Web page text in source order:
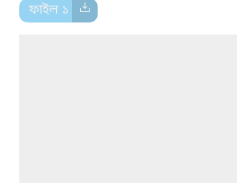
ফাইল ১